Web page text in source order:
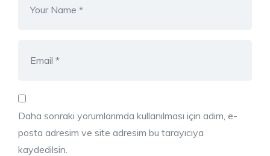
Daha sonraki yorumlarımda kullanılması için adım, e-
posta adresim ve site adresim bu tarayıcıya
kaydedilsin.